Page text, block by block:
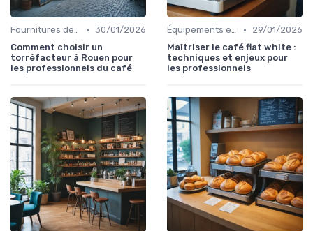
Fournitures de Café en Gros • 30/01/2026
Comment choisir un
torréfacteur à Rouen pour
les professionnels du café
Équipements et Machines CHR •
29/01/2026
Maîtriser le café flat white :
techniques et enjeux pour
les professionnels